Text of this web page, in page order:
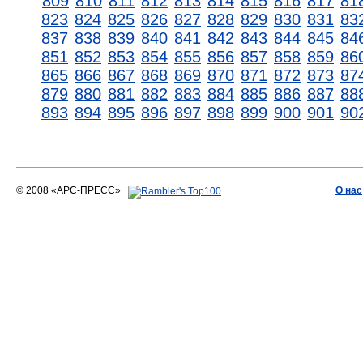
823 824 825 826 827 828 829 830 831
837 838 839 840 841 842 843 844 845
851 852 853 854 855 856 857 858 859
865 866 867 868 869 870 871 872 873
879 880 881 882 883 884 885 886 887
893 894 895 896 897 898 899 900 901
© 2008 «АРС-ПРЕСС» О нас